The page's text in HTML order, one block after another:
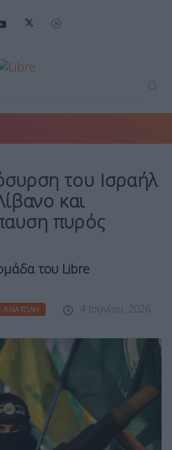
του Ισραήλ
και
πυρός
του Libre
ΑΝΑΤΟΛΉ 4 Ιουνίου, 2026